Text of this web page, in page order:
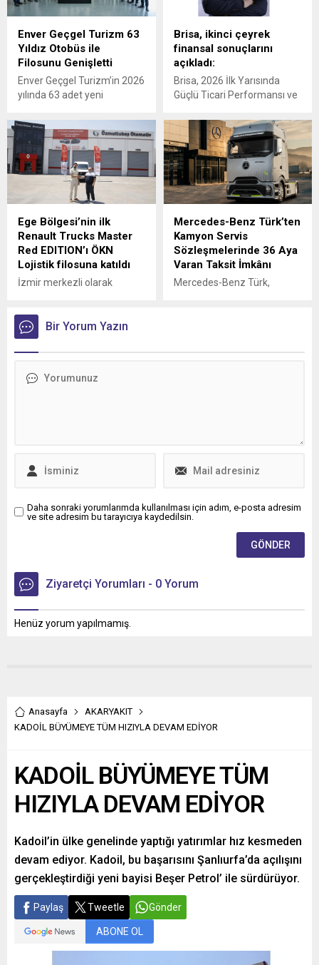
teslimatı gerçekleştirdi.
Enver Geçgel Turizm 63
Yıldız Otobüs ile
Filosunu Genişletti
Enver Geçgel Turizm’in 2026
yılında 63 adet yeni
yatırımı ile, şirketin
filosundaki Mercedes-Benz
araçların oranı yüzde 83’e
ulaştı.
Brisa, ikinci çeyrek
finansal sonuçlarını
açıkladı:
Brisa, 2026 İlk Yarısında
Güçlü Ticari Performansı ve
Finansal Görünümünü
Güçlendirdi
Ege Bölgesi’nin ilk
Renault Trucks Master
Red EDITION’ı ÖKN
Lojistik filosuna katıldı
İzmir merkezli olarak
yürüten ÖKN Lojistik, Ege
Bölgesi'nin ilk Renault
Trucks Master Red EDITION
Mercedes-Benz Türk’ten
Kamyon Servis
Sözleşmelerinde 36 Aya
Varan Taksit İmkânı
Mercedes-Benz Türk,
imkânıyla bakım ve servis
Bir Yorum Yazın
Daha sonraki yorumlarımda kullanılması için adım, e-posta adresim
ve site adresim bu tarayıcıya kaydedilsin.
Ziyaretçi Yorumları - 0 Yorum
Henüz yorum yapılmamış.
Anasayfa
AKARYAKIT
KADOİL BÜYÜMEYE TÜM HIZIYLA DEVAM EDİYOR
KADOİL BÜYÜMEYE TÜM
HIZIYLA DEVAM EDİYOR
Kadoil’in ülke genelinde yaptığı yatırımlar hız kesmeden
devam ediyor. Kadoil, bu başarısını Şanlıurfa’da açılışını
gerçekleştirdiği yeni bayisi Beşer Petrol’ ile sürdürüyor.
Paylaş Tweetle Gönder
ABONE OL